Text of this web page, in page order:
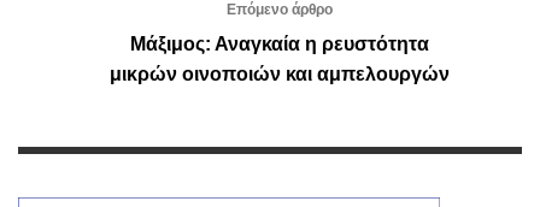
Επόμενο άρθρο
Μάξιμος: Αναγκαία η ρευστότητα
μικρών οινοποιών και αμπελουργών